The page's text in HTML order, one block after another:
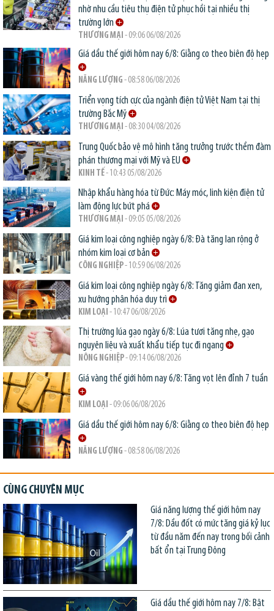
nhờ nhu cầu tiêu thụ điện tử phục hồi tại nhiều thị
trường lớn
THƯƠNG MẠI - 09:06 06/08/2026
Giá dầu thế giới hôm nay 6/8: Giằng co theo biên độ hẹp
NĂNG LƯỢNG - 08:58 06/08/2026
Triển vọng tích cực của ngành điện tử Việt Nam tại thị
trường Bắc Mỹ
THƯƠNG MẠI - 08:30 04/08/2026
Trung Quốc bảo vệ mô hình tăng trưởng trước thềm đàm
phán thương mại với Mỹ và EU
KINH TẾ- 10:43 05/08/2026
Nhập khẩu hàng hóa từ Đức: Máy móc, linh kiện điện tử
làm động lực bứt phá
THƯƠNG MẠI - 09:05 05/08/2026
Giá kim loại công nghiệp ngày 6/8: Đà tăng lan rộng ở
nhóm kim loại cơ bản
CÔNG NGHIỆP- 10:59 06/08/2026
Giá kim loại công nghiệp ngày 6/8: Tăng giảm đan xen,
xu hướng phân hóa duy trì
KIM LOẠI - 10:47 06/08/2026
Thị trường lúa gạo ngày 6/8: Lúa tươi tăng nhẹ, gạo
nguyên liệu và xuất khẩu tiếp tục đi ngang
NÔNG NGHIỆP- 09:14 06/08/2026
Giá vàng thế giới hôm nay 6/8: Tăng vọt lên đỉnh 7 tuần
KIM LOẠI - 09:06 06/08/2026
Giá dầu thế giới hôm nay 6/8: Giằng co theo biên độ hẹp
NĂNG LƯỢNG - 08:58 06/08/2026
CÙNG CHUYÊN MỤC
Giá năng lượng thế giới hôm nay
7/8: Dầu đốt có mức tăng giá kỷ lục
từ đầu năm đến nay trong bối cảnh
bất ổn tại Trung Đông
Giá dầu thế giới hôm nay 7/8: Bật